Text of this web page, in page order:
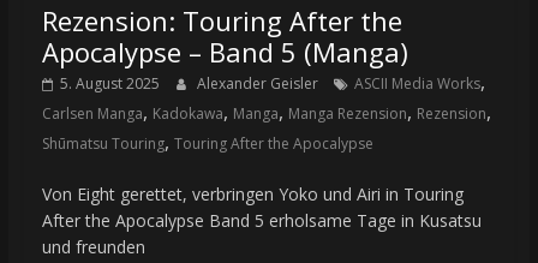
Rezension: Touring After the
Apocalypse – Band 5 (Manga)
5. August 2025 Alexander Geisler ASCII Media Works,
Carlsen Manga, Kadokawa, Manga, Manga Rezension, Rezension,
Shūmatsu Touring, Touring After the Apocalypse
Von Eight gerettet, verbringen Yoko und Airi in Touring
After the Apocalypse Band 5 erholsame Tage in Kusatsu
und freunden